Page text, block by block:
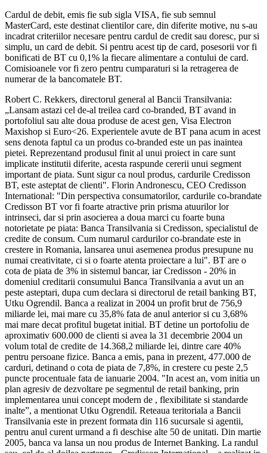
Cardul de debit, emis fie sub sigla VISA, fie sub semnul
MasterCard, este destinat clientilor care, din diferite motive, nu s-au
incadrat criteriilor necesare pentru cardul de credit sau doresc, pur si
simplu, un card de debit. Si pentru acest tip de card, posesorii vor fi
bonificati de BT cu 0,1% la fiecare alimentare a contului de card.
Comisioanele vor fi zero pentru cumparaturi si la retragerea de
numerar de la bancomatele BT.
Robert C. Rekkers, directorul general al Bancii Transilvania:
„Lansam astazi cel de-al treilea card co-branded, BT avand in
portofoliul sau alte doua produse de acest gen, Visa Electron
Maxishop si Euro<26. Experientele avute de BT pana acum in acest
sens denota faptul ca un produs co-branded este un pas inaintea
pietei. Reprezentand produsul finit al unui proiect in care sunt
implicate institutii diferite, acesta raspunde cererii unui segment
important de piata. Sunt sigur ca noul produs, cardurile Credisson
BT, este asteptat de clienti". Florin Andronescu, CEO Credisson
International: "Din perspectiva consumatorilor, cardurile co-brandate
Credisson BT vor fi foarte atractive prin prisma atuurilor lor
intrinseci, dar si prin asocierea a doua marci cu foarte buna
notorietate pe piata: Banca Transilvania si Credisson, specialistul de
credite de consum. Cum numarul cardurilor co-brandate este in
crestere in Romania, lansarea unui asemenea produs presupune nu
numai creativitate, ci si o foarte atenta proiectare a lui". BT are o
cota de piata de 3% in sistemul bancar, iar Credisson - 20% in
domeniul creditarii consumului Banca Transilvania a avut un an
peste asteptari, dupa cum declara si directorul de retail banking BT,
Utku Ogrendil. Banca a realizat in 2004 un profit brut de 756,9
miliarde lei, mai mare cu 35,8% fata de anul anterior si cu 3,68%
mai mare decat profitul bugetat initial. BT detine un portofoliu de
aproximativ 600.000 de clienti si avea la 31 decembrie 2004 un
volum total de credite de 14.368,2 miliarde lei, dintre care 40%
pentru persoane fizice. Banca a emis, pana in prezent, 477.000 de
carduri, detinand o cota de piata de 7,8%, in crestere cu peste 2,5
puncte procentuale fata de ianuarie 2004. "In acest an, vom initia un
plan agresiv de dezvoltare pe segmentul de retail banking, prin
implementarea unui concept modern de , flexibilitate si standarde
inalte”, a mentionat Utku Ogrendil. Reteaua teritoriala a Bancii
Transilvania este in prezent formata din 116 sucursale si agentii,
pentru anul curent urmand a fi deschise alte 50 de unitati. Din martie
2005, banca va lansa un nou produs de Internet Banking. La randul